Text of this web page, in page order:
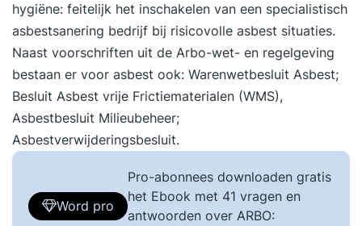
hygiëne: feitelijk het inschakelen van een specialistisch
asbestsanering bedrijf bij risicovolle asbest situaties.
Naast voorschriften uit de Arbo-wet- en regelgeving
bestaan er voor asbest ook: Warenwetbesluit Asbest;
Besluit Asbest vrije Frictiematerialen (WMS),
Asbestbesluit Milieubeheer;
Asbestverwijderingsbesluit.
Word pro
Pro-abonnees downloaden gratis
het Ebook met 41 vragen en
antwoorden over ARBO: